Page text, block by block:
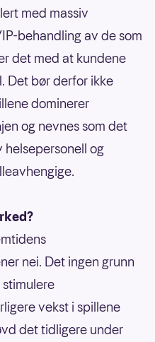
med massiv
behandling av de som
det med at kundene
Det bør derfor ikke
dominerer
og nevnes som det
og
nei. Det ingen grunn
vekst i spillene
det tidligere under